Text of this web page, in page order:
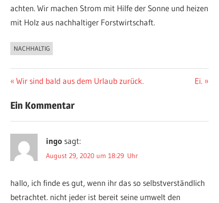
achten. Wir machen Strom mit Hilfe der Sonne und heizen
mit Holz aus nachhaltiger Forstwirtschaft.
AKTUELLES
NACHHALTIG
Beitragsnavigation
Vorheriger
Wir sind bald aus dem Urlaub zurück. Ei.
Ein Kommentar
ingo sagt:
August 29, 2020 um 18:29 Uhr
hallo, ich finde es gut, wenn ihr das so selbstverständlich
betrachtet. nicht jeder ist bereit seine umwelt den